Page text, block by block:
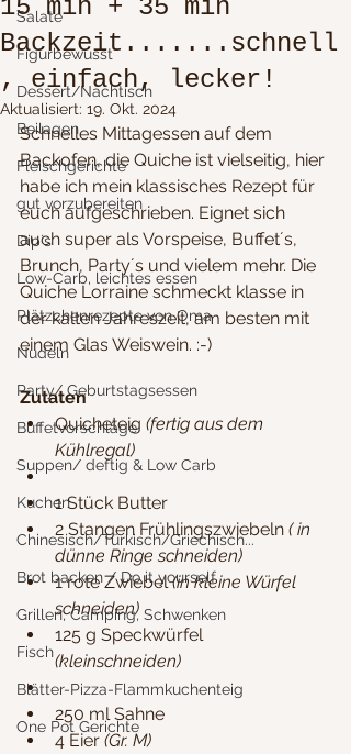
Salate
Figurbewusst
Dessert/Nachtisch
Beilagen
Fleischgerichte
gut vorzubereiten
Dip´s
Low-Carb, leichtes essen
Plätzchenrezepte von Oma
Nudeln
Party/ Geburtstagsessen
Buffetvorschläge
Suppen/ deftig & Low Carb
Kuchen
Chinesisch/Türkisch/Griechisch...
Brot backen / Do it yourself
Grillen, Camping, Schwenken
Fisch
Blätter-Pizza-Flammkuchenteig
One Pot Gerichte
15 min + 35 min
Backzeit.......schnell
, einfach, lecker!
Aktualisiert: 19. Okt. 2024
Schnelles Mittagessen auf dem
Backofen, die Quiche ist vielseitig, hier
habe ich mein klassisches Rezept für
euch aufgeschrieben. Eignet sich
auch super als Vorspeise, Buffet´s,
Brunch, Party´s und vielem mehr. Die
Quiche Lorraine schmeckt klasse in
der kalten Jahreszeit, am besten mit
einem Glas Weiswein. :-)
Zutaten
Quicheteig (fertig aus dem
Kühlregal)
1 Stück Butter
2 Stangen Frühlingszwiebeln ( in
dünne Ringe schneiden)
1 rote Zwiebel (in kleine Würfel
schneiden)
125 g Speckwürfel
(kleinschneiden)
250 ml Sahne
4 Eier (Gr. M)